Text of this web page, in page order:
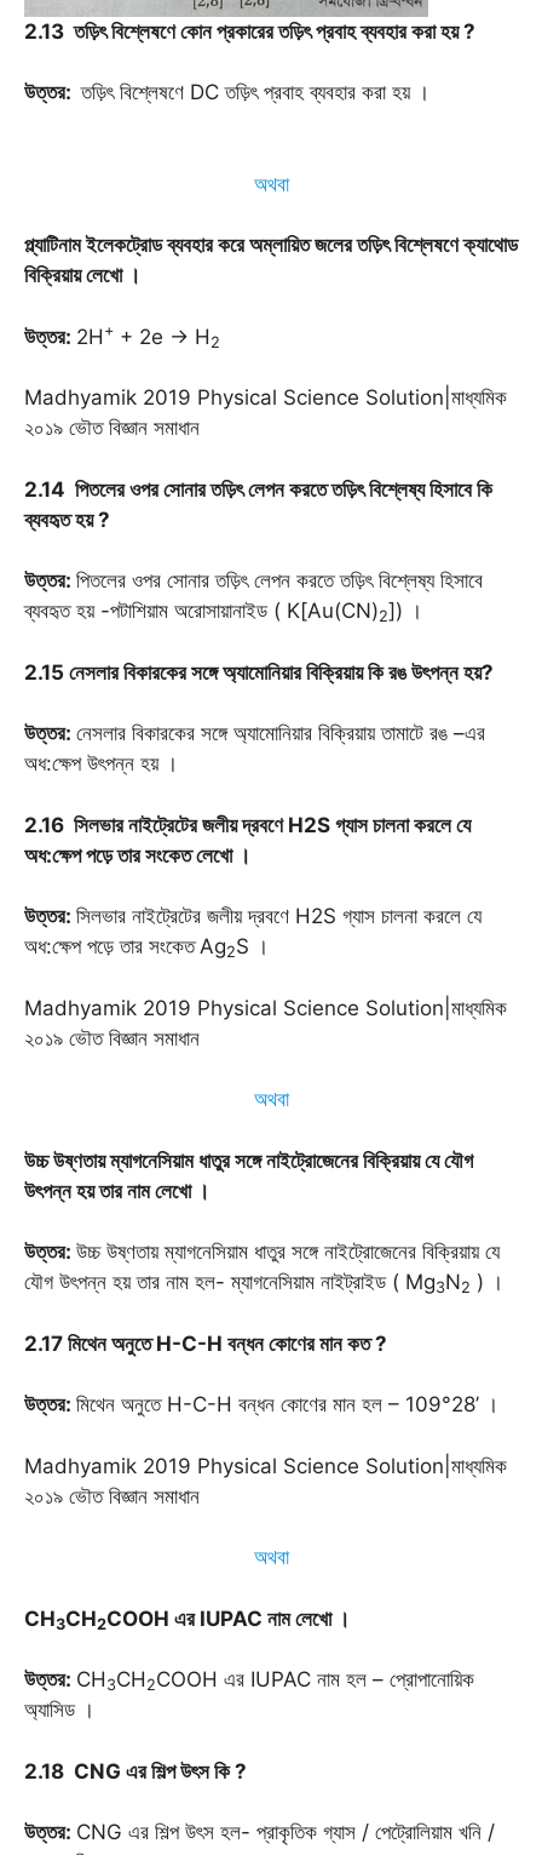
2.13 তড়িৎ বিশ্লেষণে কোন প্রকারের তড়িৎ প্রবাহ ব্যবহার করা হয় ?
উত্তর:তড়িৎ বিশ্লেষণে DC তড়িৎ প্রবাহ ব্যবহার করা হয় ।
অথবা
প্ল্যাটিনাম ইলেকট্রোড ব্যবহার করে অম্লায়িত জলের তড়িৎ বিশ্লেষণে ক্যাথোড
বিক্রিয়ায় লেখো ।
উত্তর: 2H + + 2e → H 2
Madhyamik 2019 Physical Science Solution|মাধ্যমিক
২০১৯ ভৌত বিজ্ঞান সমাধান
2.14 পিতলের ওপর সোনার তড়িৎ লেপন করতে তড়িৎ বিশ্লেষ্য হিসাবে কি
ব্যবহৃত হয় ?
উত্তর: পিতলের ওপর সোনার তড়িৎ লেপন করতে তড়িৎ বিশ্লেষ্য হিসাবে
ব্যবহৃত হয় -পটাশিয়াম অরোসায়ানাইড ( K[Au(CN)2]) ।
2.15 নেসলার বিকারকের সঙ্গে অ্যামোনিয়ার বিক্রিয়ায় কি রঙ উৎপন্ন হয়?
উত্তর: নেসলার বিকারকের সঙ্গে অ্যামোনিয়ার বিক্রিয়ায় তামাটে রঙ –এর
অধ:ক্ষেপ উৎপন্ন হয় ।
2.16 সিলভার নাইট্রেটের জলীয় দ্রবণে H2S গ্যাস চালনা করলে যে
অধ:ক্ষেপ পড়ে তার সংকেত লেখো ।
উত্তর: সিলভার নাইট্রেটের জলীয় দ্রবণে H2S গ্যাস চালনা করলে যে
অধ:ক্ষেপ পড়ে তার সংকেত Ag2S ।
Madhyamik 2019 Physical Science Solution|মাধ্যমিক
২০১৯ ভৌত বিজ্ঞান সমাধান
অথবা
উচ্চ উষ্ণতায় ম্যাগনেসিয়াম ধাতুর সঙ্গে নাইট্রোজেনের বিক্রিয়ায় যে যৌগ
উৎপন্ন হয় তার নাম লেখো ।
উত্তর: উচ্চ উষ্ণতায় ম্যাগনেসিয়াম ধাতুর সঙ্গে নাইট্রোজেনের বিক্রিয়ায় যে
যৌগ উৎপন্ন হয় তার নাম হল- ম্যাগনেসিয়াম নাইট্রাইড ( Mg3N2 ) ।
2.17 মিথেন অনুতে H-C-H বন্ধন কোণের মান কত ?
উত্তর: মিথেন অনুতে H-C-H বন্ধন কোণের মান হল – 109°28’ ।
Madhyamik 2019 Physical Science Solution|মাধ্যমিক
২০১৯ ভৌত বিজ্ঞান সমাধান
অথবা
CH3CH2COOH এর IUPAC নাম লেখো ।
উত্তর: CH 3CH 2COOH এর IUPAC নাম হল – প্রোপানোয়িক
অ্যাসিড ।
2.18 CNG এর শিল্প উৎস কি ?
উত্তর: CNG এর শিল্প উৎস হল- প্রাকৃতিক গ্যাস / পেট্রোলিয়াম খনি /